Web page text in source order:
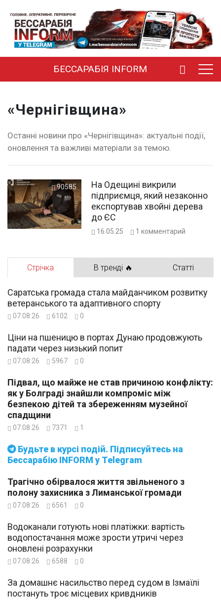
БЕССАРАБІЯ INFORM
«Чернігівщина»
Останні новини про «Чернігівщина»: актуальні події,
оновлення та важливі матеріали за темою.
90585
На Одещині викрили
підприємця, який незаконно
експортував хвойні дерева
до ЄС
16.05.25 1 комментарий
Стрічка В тренді 🔥 Статті
Будьте в курсі подій. Підписуйтесь на
Бессарабію INFORM у Telegram
Саратська громада стала майданчиком розвитку
ветеранського та адаптивного спорту
07.08.26 6102 0
Ціни на пшеницю в портах Дунаю продовжують
падати через низький попит
07.08.26 5967 0
Підвал, що майже не став причиною конфлікту:
як у Болграді знайшли компроміс між
безпекою дітей та збереженням музейної
спадщини
07.08.26 7371 1
Трагічно обірвалося життя звільненого з
полону захисника з Лиманської громади
07.08.26 6561 0
Водоканали готують нові платіжки: вартість
водопостачання може зрости утричі через
оновлені розрахунки
07.08.26 6588 0
За домашнє насильство перед судом в Ізмаїлі
постануть троє місцевих кривдників